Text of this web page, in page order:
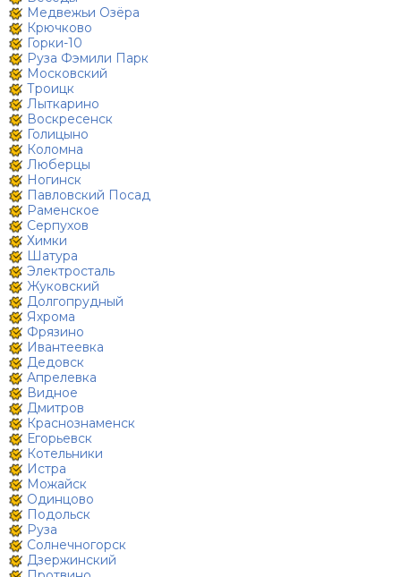
Медвежьи Озёра
Крючково
Горки-10
Руза Фэмили Парк
Московский
Троицк
Лыткарино
Воскресенск
Голицыно
Коломна
Люберцы
Ногинск
Павловский Посад
Раменское
Серпухов
Химки
Шатура
Электросталь
Жуковский
Долгопрудный
Яхрома
Фрязино
Ивантеевка
Дедовск
Апрелевка
Видное
Дмитров
Краснознаменск
Егорьевск
Котельники
Истра
Можайск
Одинцово
Подольск
Руза
Солнечногорск
Дзержинский